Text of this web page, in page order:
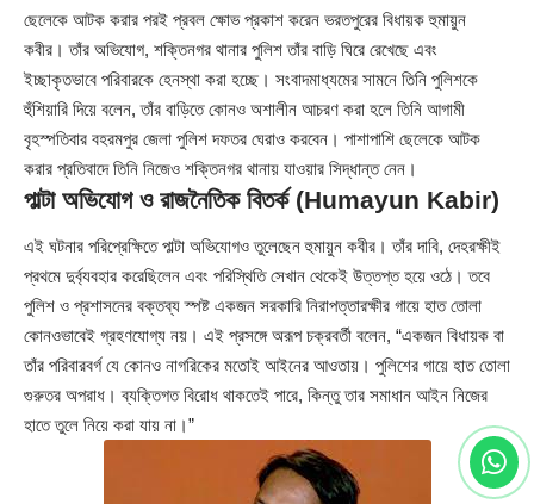
ছেলেকে আটক করার পরই প্রবল ক্ষোভ প্রকাশ করেন ভরতপুরের বিধায়ক হুমায়ুন
কবীর। তাঁর অভিযোগ, শক্তিনগর থানার পুলিশ তাঁর বাড়ি ঘিরে রেখেছে এবং
ইচ্ছাকৃতভাবে পরিবারকে হেনস্থা করা হচ্ছে। সংবাদমাধ্যমের সামনে তিনি পুলিশকে
হুঁশিয়ারি দিয়ে বলেন, তাঁর বাড়িতে কোনও অশালীন আচরণ করা হলে তিনি আগামী
বৃহস্পতিবার বহরমপুর জেলা পুলিশ দফতর ঘেরাও করবেন। পাশাপাশি ছেলেকে আটক
করার প্রতিবাদে তিনি নিজেও শক্তিনগর থানায় যাওয়ার সিদ্ধান্ত নেন।
পাল্টা অভিযোগ ও রাজনৈতিক বিতর্ক (Humayun Kabir)
এই ঘটনার পরিপ্রেক্ষিতে পাল্টা অভিযোগও তুলেছেন হুমায়ুন কবীর। তাঁর দাবি, দেহরক্ষীই
প্রথমে দুর্ব্যবহার করেছিলেন এবং পরিস্থিতি সেখান থেকেই উত্তপ্ত হয়ে ওঠে। তবে
পুলিশ ও প্রশাসনের বক্তব্য স্পষ্ট একজন সরকারি নিরাপত্তারক্ষীর গায়ে হাত তোলা
কোনওভাবেই গ্রহণযোগ্য নয়। এই প্রসঙ্গে অরূপ চক্রবর্তী বলেন, “একজন বিধায়ক বা
তাঁর পরিবারবর্গ যে কোনও নাগরিকের মতোই আইনের আওতায়। পুলিশের গায়ে হাত তোলা
গুরুতর অপরাধ। ব্যক্তিগত বিরোধ থাকতেই পারে, কিন্তু তার সমাধান আইন নিজের
হাতে তুলে নিয়ে করা যায় না।”